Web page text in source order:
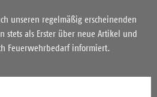
unseren regelmäßig erscheinenden
stets als Erster über neue Artikel und
Feuerwehrbedarf informiert.